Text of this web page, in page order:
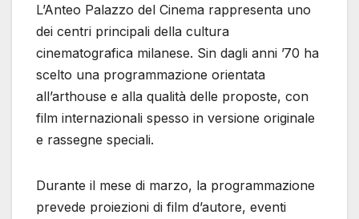
L’Anteo Palazzo del Cinema rappresenta uno
dei centri principali della cultura
cinematografica milanese. Sin dagli anni ’70 ha
scelto una programmazione orientata
all’arthouse e alla qualità delle proposte, con
film internazionali spesso in versione originale
e rassegne speciali.
Durante il mese di marzo, la programmazione
prevede proiezioni di film d’autore, eventi